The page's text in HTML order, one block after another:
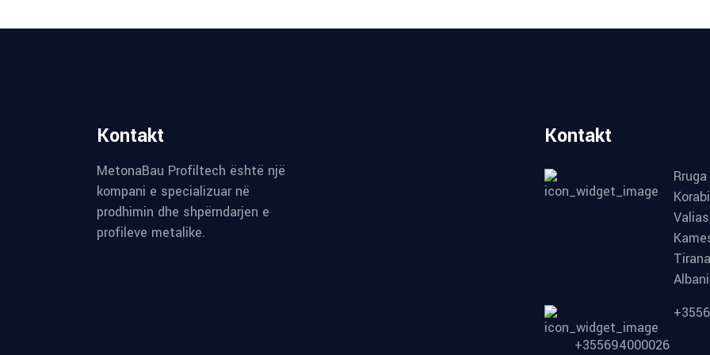
Kontakt
MetonaBau Profiltech është një
kompani e specializuar në
prodhimin dhe shpërndarjen e
profileve metalike.
Kontakt
Rruga
+355694000026